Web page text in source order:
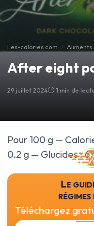
Les-calories.com
After eight
29 juillet 2024 1 min de
Pour 100 g —
0.2 g — Glucides :
Le
Téléchargez